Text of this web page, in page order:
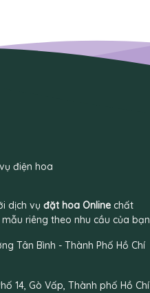
dịch vụ đặt hoa Online chất
riêng theo nhu cầu của
Tân Bình - Thành Phố Hồ Chí
14, Gò Vấp, Thành phố Hồ Chí